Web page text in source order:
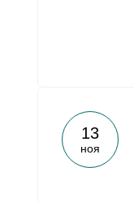
13
ноя